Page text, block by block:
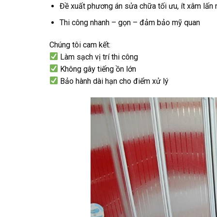
Đề xuất phương án sửa chữa tối ưu, ít xâm lấn
Thi công nhanh – gọn – đảm bảo mỹ quan
Chúng tôi cam kết:
Làm sạch vị trí thi công
Không gây tiếng ồn lớn
Bảo hành dài hạn cho điểm xử lý